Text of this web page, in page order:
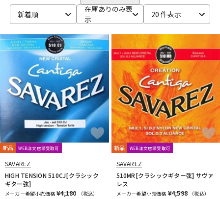
ベース ウクレレ
ドラム パーカッション
キーボード 電子ピアノ
管楽器 その他楽器
アンプ エフェクター
新着順
在庫ありのみ表
示
20 件表示
新品 WEB注文店頭受取可
SAVAREZ
HIGH TENSION 510CJ[クラシック
ギター弦]
メーカー希望小売価格 ¥4,180
（税込）
新品 WEB注文店頭受取可
SAVAREZ
510MR[クラシックギター弦] サヴァ
レス
メーカー希望小売価格 ¥4,598
（税込）